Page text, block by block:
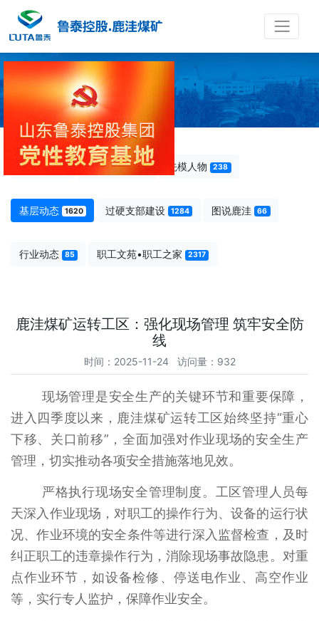
基层动态
区队建设动态
全部 5734 降本增效 123 先模人物 238
基层动态 1620 过硬支部建设 1284 图说鹿洼 66
行业动态 85 职工文苑•职工之家 2317
鹿洼煤矿运转工区：强化现场管理 筑牢安全防
线
时间：2025-11-24 访问量：932
现场管理是安全生产的关键环节和重要保障，
进入四季度以来，鹿洼煤矿运转工区始终坚持“重心
下移、关口前移”，全面加强对作业现场的安全生产
管理，切实推动各项安全措施落地见效。
严格执行现场安全管理制度。工区管理人员每
天深入作业现场，对职工的操作行为、设备的运行状
况、作业环境的安全条件等进行深入监督检查，及时
纠正职工的违章操作行为，消除现场事故隐患。对重
点作业环节，如设备检修、停送电作业、高空作业
等，实行专人监护，保障作业安全。